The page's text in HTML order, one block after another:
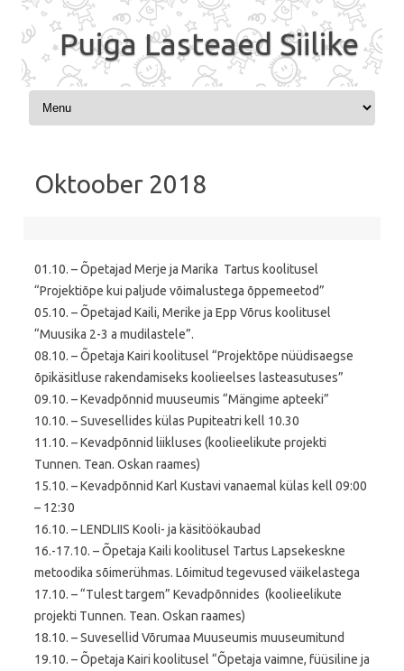
Puiga Lasteaed Siilike
Skip to content
Oktoober 2018
01.10. – Õpetajad Merje ja Marika Tartus koolitusel
“Projektiõpe kui paljude võimalustega õppemeetod”
05.10. – Õpetajad Kaili, Merike ja Epp Võrus koolitusel
“Muusika 2-3 a mudilastele”.
08.10. – Õpetaja Kairi koolitusel “Projektõpe nüüdisaegse
õpikäsitluse rakendamiseks koolieelses lasteasutuses”
09.10. – Kevadpõnnid muuseumis “Mängime apteeki”
10.10. – Suvesellides külas Pupiteatri kell 10.30
11.10. – Kevadpõnnid liikluses (koolieelikute projekti
Tunnen. Tean. Oskan raames)
15.10. – Kevadpõnnid Karl Kustavi vanaemal külas kell 09:00
– 12:30
16.10. – LENDLIIS Kooli- ja käsitöökaubad
16.-17.10. – Õpetaja Kaili koolitusel Tartus Lapsekeskne
metoodika sõimerühmas. Lõimitud tegevused väikelastega
17.10. – “Tulest targem” Kevadpõnnides (koolieelikute
projekti Tunnen. Tean. Oskan raames)
18.10. – Suvesellid Võrumaa Muuseumis muuseumitund
19.10. – Õpetaja Kairi koolitusel “Õpetaja vaimne, füüsiline ja